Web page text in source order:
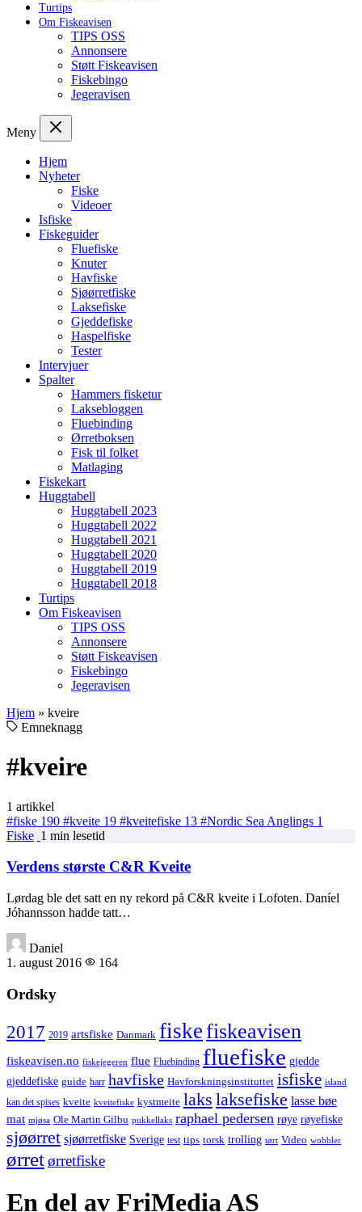
Turtips
Om Fiskeavisen
TIPS OSS
Annonsere
Støtt Fiskeavisen
Fiskebingo
Jegeravisen
Meny
Hjem
Nyheter
Fiske
Videoer
Isfiske
Fiskeguider
Fluefiske
Knuter
Havfiske
Sjøørretfiske
Laksefiske
Gjeddefiske
Haspelfiske
Tester
Intervjuer
Spalter
Hammers fisketur
Laksebloggen
Fluebinding
Ørretboksen
Fisk til folket
Matlaging
Fiskekart
Huggtabell
Huggtabell 2023
Huggtabell 2022
Huggtabell 2021
Huggtabell 2020
Huggtabell 2019
Huggtabell 2018
Turtips
Om Fiskeavisen
TIPS OSS
Annonsere
Støtt Fiskeavisen
Fiskebingo
Jegeravisen
Hjem » kveire
Emneknagg
#kveire
1 artikkel
#fiske 190 #kveite 19 #kveitefiske 13 #Nordic Sea Anglings 1
Fiske 1 min lesetid
Verdens største C&R Kveite
Lørdag ble det satt en ny rekord på C&R kveite i Lofoten. Daníel
Jóhannsson hadde tatt…
Daniel
1. august 2016
164
Ordsky
2017 2019 artsfiske Danmark fiskefiskeavisen
fiskeavisen.no fiskejegeren flue Fluebinding fluefiske gjedde
gjeddefiske guide harr havfiske Havforskningsinstituttet isfiske island
kan det spises kveite kveitefiske kystmeite laks laksefiske lasse bøe
mat mjøsa Ole Martin Gilbu pukkellaks raphael pedersen røye røyefiske
sjøørret sjøørretfiske Sverige test tips torsk trolling tørt Video wobbler
ørretørretfiske
En del av FriMedia AS